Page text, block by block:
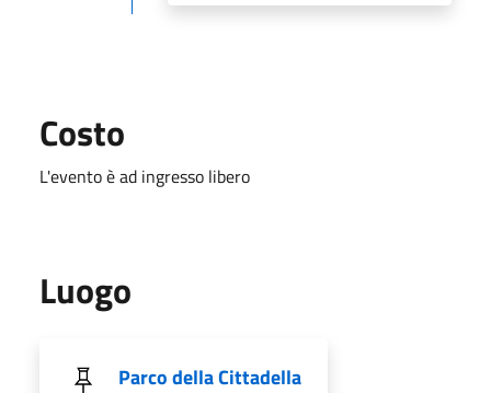
Costo
L'evento è ad ingresso libero
Luogo
Parco della Cittadella